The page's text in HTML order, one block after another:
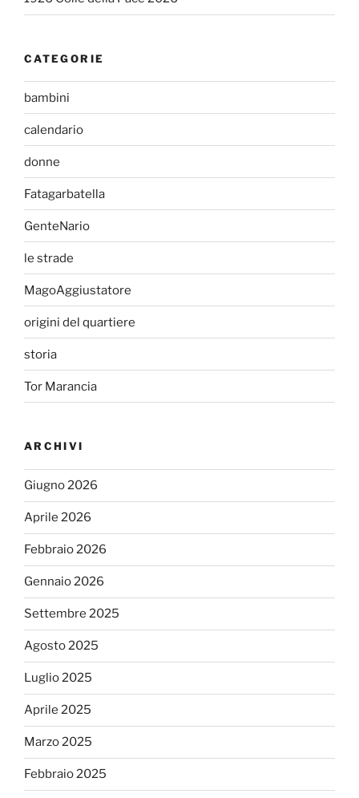
CATEGORIE
bambini
calendario
donne
Fatagarbatella
GenteNario
le strade
MagoAggiustatore
origini del quartiere
storia
Tor Marancia
ARCHIVI
Giugno 2026
Aprile 2026
Febbraio 2026
Gennaio 2026
Settembre 2025
Agosto 2025
Luglio 2025
Aprile 2025
Marzo 2025
Febbraio 2025